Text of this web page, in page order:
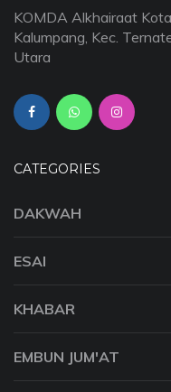
KOMDA Alkhairaat
Kalumpang, Kec.
Utara
CATEGORIES
DAKWAH
ESAI
KHABAR
EMBUN JUM'AT